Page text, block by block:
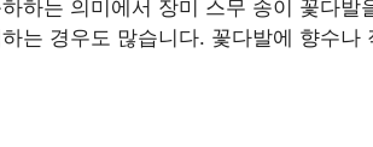
하는 의미에서 장미 스무 송이 꽃다
는 경우도 많습니다. 꽃다발에 향수